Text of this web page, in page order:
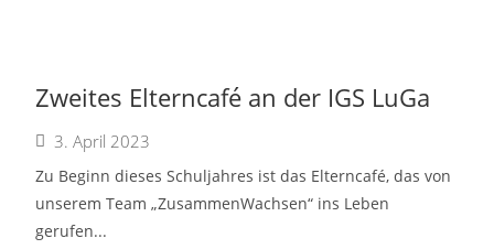
Zweites Elterncafé an der IGS LuGa
3. April 2023
Zu Beginn dieses Schuljahres ist das Elterncafé, das von
unserem Team „ZusammenWachsen“ ins Leben
gerufen...